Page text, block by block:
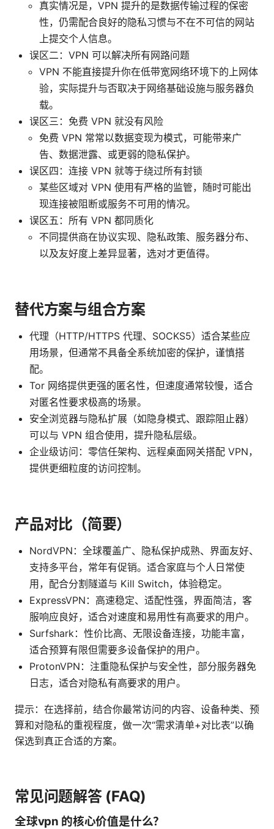
真实情况是，VPN 提升的是数据传输过程的保密
性，仍需配合良好的隐私习惯与不在不可信的网站
上提交个人信息。
误区二：VPN 可以解决所有网路问题
VPN 不能直接提升你在低带宽网络环境下的上网体
验，实际提升与否取决于网络基础设施与服务器负
载。
误区三：免费 VPN 就没有风险
免费 VPN 常常以数据变现为模式，可能带来广
告、数据泄露、或更弱的隐私保护。
误区四：连接 VPN 就等于绕过所有封锁
某些区域对 VPN 使用有严格的监管，随时可能出
现连接被阻断或服务不可用的情况。
误区五：所有 VPN 都同质化
不同提供商在协议实现、隐私政策、服务器分布、
以及友好度上差异显著，选对才更值得。
替代方案与组合方案
代理（HTTP/HTTPS 代理、SOCKS5）适合某些应
用场景，但通常不具备全系统加密的保护，谨慎搭
配。
Tor 网络提供更强的匿名性，但速度通常较慢，适合
对匿名性要求极高的场景。
安全浏览器与隐私扩展（如隐身模式、跟踪阻止器）
可以与 VPN 组合使用，提升隐私层级。
企业级访问：零信任架构、远程桌面网关搭配 VPN，
提供更细粒度的访问控制。
产品对比（简要）
NordVPN：全球覆盖广、隐私保护成熟、界面友好、
支持多平台，常年有促销。适合家庭与个人日常使
用，配合分割隧道与 Kill Switch，体验稳定。
ExpressVPN：高速稳定、适配性强，界面简洁，客
服响应良好，适合对速度和易用性有高要求的用户。
Surfshark：性价比高、无限设备连接，功能丰富，
适合预算有限但需要多设备保护的用户。
ProtonVPN：注重隐私保护与安全性，部分服务器免
日志，适合对隐私有高要求的用户。
提示：在选择前，结合你最常访问的内容、设备种类、预
算和对隐私的重视程度，做一次“需求清单+对比表”以确
保选到真正合适的方案。
常见问题解答 (FAQ)
全球vpn 的核心价值是什么？